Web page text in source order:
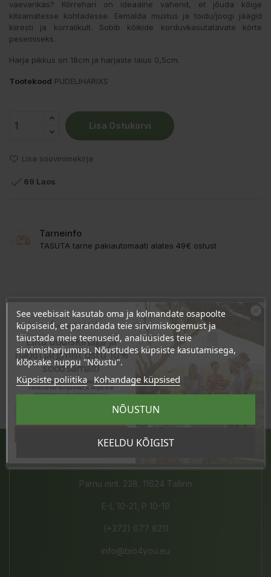
vaevarikas? Kõrrehari on ideaalne vahend, et jõuda kõige
kitsamatesse kohtadesse. Eemalda mustus ja toidu/joogi jäägid
kiiresti ja korralikult. Sobib kõikide korduvkasutatavate kõrte
pesemiseks.
Harja pikkus on 18cm ja harjaste laius 0,5cm.
Tootekood PUDELIHARIXS
Lisa Ostukorvi
Lisa soovinimekirja
 69 Laos
Tarneinfo
TASUTA tarne pakiautomaati alates 49€ ostust
TOOTE ÜKSIKASJAD
KLIENDI KOMMENTAARID
Laos 69 Toodet
Pärnu mnt. 238, 11624 Tallinn
E-L 10-21, P 10-19
(+372) 677 8211
info@bio4you.eu
See veebisait kasutab oma ja kolmandate osapoolte
küpsiseid, et parandada teie sirvimiskogemust ja
täiustada meie teenuseid, analüüsides teie
sirvimisharjumusi. Nõustudes küpsiste kasutamisega,
klõpsake nuppu "Nõustu".
Küpsiste poliitika Kohandage küpsised
KEELDU KÕIGIST
NÕUSTUN
Ära veel lahku!
Liitu uudiskirjaga ja
naudi järgmist ostu 10%
soodsamalt!
Sind ootavad spetsiaalsed allahindlused,
eksklusiivsed kampaaniad ja kingitused!
Registreeru e-maili aadressiga ja saad